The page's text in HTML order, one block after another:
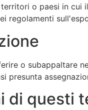
o paesi in
regolamenti
o subappaltare
presunta
di questi